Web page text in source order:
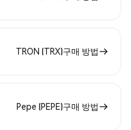
TRON (TRX)구매 방법
Pepe (PEPE)구매 방법